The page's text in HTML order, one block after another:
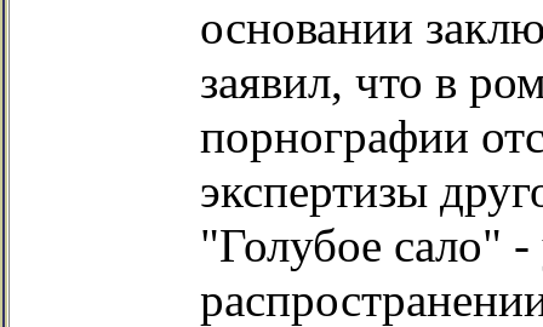
основании
заявил, что в
порнографии
экспертизы
"Голубое сало"